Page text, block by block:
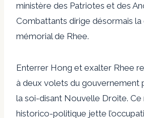
ministère des Patriotes et des
Combattants dirige désormais
mémorial de Rhee.
Enterrer Hong et exalter Rhee
à deux volets du gouvernement
la soi-disant Nouvelle Droite.
historico-politique jette